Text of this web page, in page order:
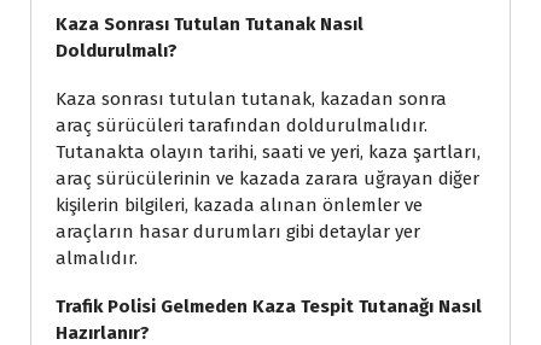
Kaza Sonrası Tutulan Tutanak Nasıl
Doldurulmalı?
Kaza sonrası tutulan tutanak, kazadan sonra
araç sürücüleri tarafından doldurulmalıdır.
Tutanakta olayın tarihi, saati ve yeri, kaza şartları,
araç sürücülerinin ve kazada zarara uğrayan diğer
kişilerin bilgileri, kazada alınan önlemler ve
araçların hasar durumları gibi detaylar yer
almalıdır.
Trafik Polisi Gelmeden Kaza Tespit Tutanağı Nasıl
Hazırlanır?